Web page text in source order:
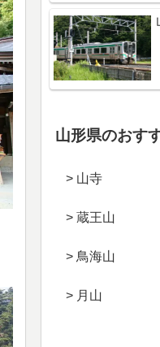
山形県のおす
> 山寺
> 蔵王山
> 鳥海山
> 月山